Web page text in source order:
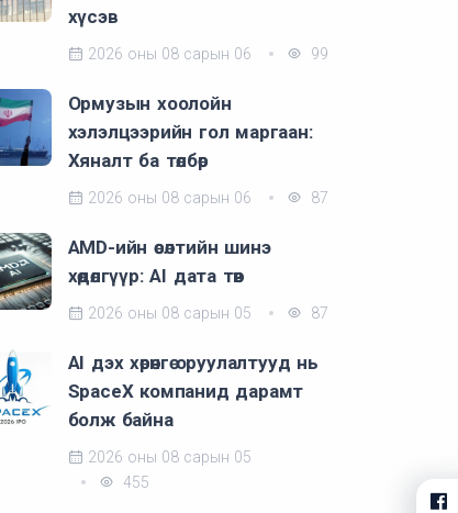
хүсэв
2026 оны 08 сарын 06 99
Ормузын хоолойн
хэлэлцээрийн гол маргаан:
Хяналт ба төлбөр
2026 оны 08 сарын 06 87
AMD-ийн өсөлтийн шинэ
хөдөлгүүр: AI дата төв
2026 оны 08 сарын 05 87
AI дэх хөрөнгө оруулалтууд нь
SpaceX компанид дарамт
болж байна
2026 оны 08 сарын 05
455